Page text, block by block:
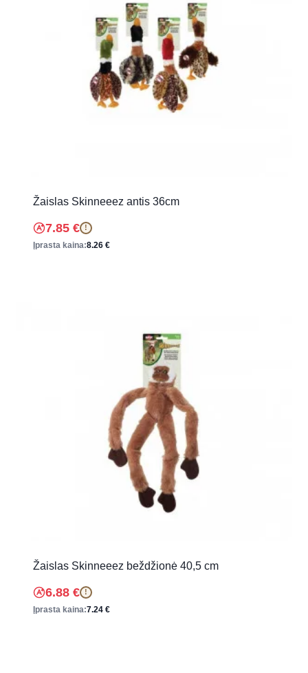
Žaislas Skinneeez antis 36cm
7.85 € !
Įprasta kaina:8.26 €
Žaislas Skinneeez beždžionė 40,5 cm
6.88 € !
Įprasta kaina:7.24 €